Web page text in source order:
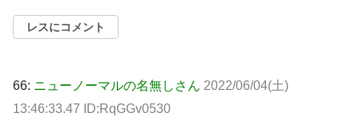
レスにコメント
66: ニューノーマルの名無しさん 2022/06/04(土)
13:46:33.47 ID:RqGGv0530